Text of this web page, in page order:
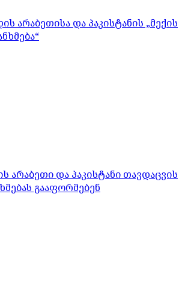
არაბეთისა და პაკისტანის „მექის
არაბეთი და პაკისტანი თავდაცვის
გააფორმებენ